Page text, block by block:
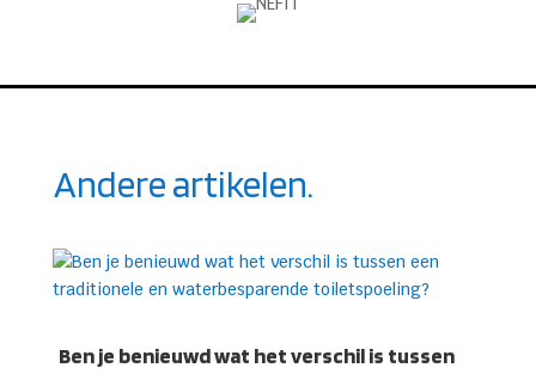
Andere artikelen.
Ben je benieuwd wat het verschil is tussen